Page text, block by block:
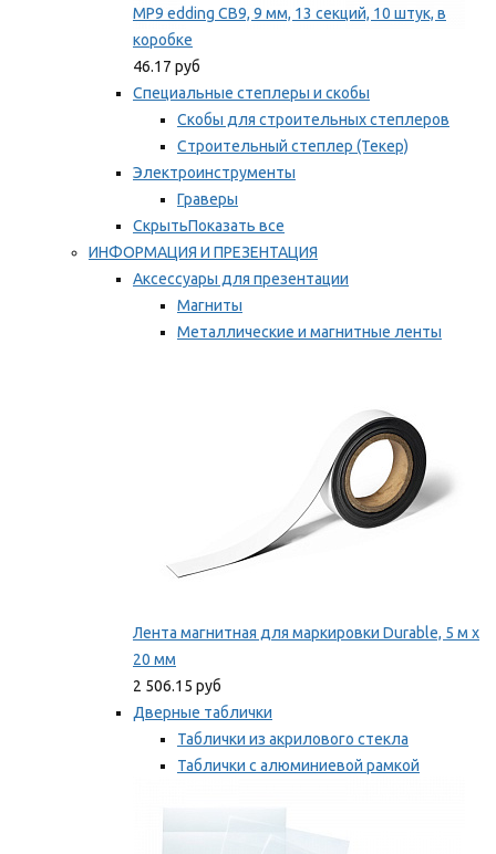
MP9 edding CB9, 9 мм, 13 секций, 10 штук, в
коробке
46.17 руб
Специальные степлеры и скобы
Скобы для строительных степлеров
Строительный степлер (Текер)
Электроинструменты
Граверы
СкрытьПоказать все
ИНФОРМАЦИЯ И ПРЕЗЕНТАЦИЯ
Аксессуары для презентации
Магниты
Металлические и магнитные ленты
Лента магнитная для маркировки Durable, 5 м х
20 мм
2 506.15 руб
Дверные таблички
Таблички из акрилового стекла
Таблички с алюминиевой рамкой